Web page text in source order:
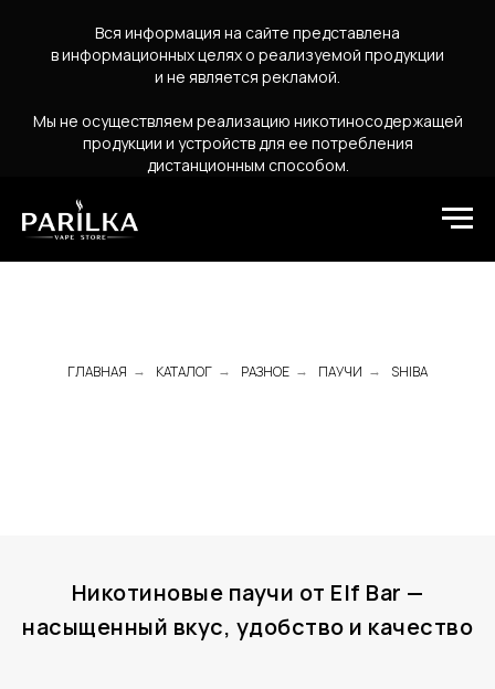
Вся информация на сайте представлена
в информационных целях о реализуемой продукции
и не является рекламой.
Мы не осуществляем реализацию никотиносодержащей
продукции и устройств для ее потребления
дистанционным способом.
ГЛАВНАЯ → КАТАЛОГ → РАЗНОЕ → ПАУЧИ → SHIBA
Никотиновые паучи от Elf Bar —
насыщенный вкус, удобство и качество